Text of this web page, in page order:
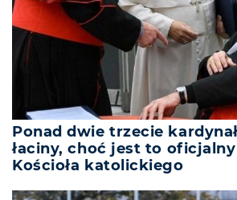
Ponad dwie trzecie
łaciny, choć jest to
Kościoła katolickiego